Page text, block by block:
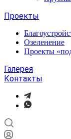
Проекты
Озеленение
Проекты
Галерея
Контакты